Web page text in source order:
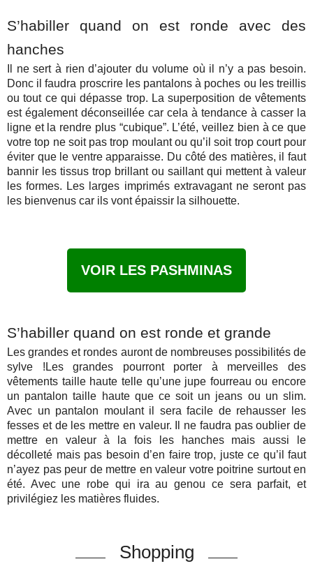
S’habiller quand on est ronde avec des
hanches
Il ne sert à rien d’ajouter du volume où il n’y a pas besoin.
Donc il faudra proscrire les pantalons à poches ou les treillis
ou tout ce qui dépasse trop. La superposition de vêtements
est également déconseillée car cela à tendance à casser la
ligne et la rendre plus “cubique”. L’été, veillez bien à ce que
votre top ne soit pas trop moulant ou qu’il soit trop court pour
éviter que le ventre apparaisse. Du côté des matières, il faut
bannir les tissus trop brillant ou saillant qui mettent à valeur
les formes. Les larges imprimés extravagant ne seront pas
les bienvenus car ils vont épaissir la silhouette.
VOIR LES PASHMINAS
S’habiller quand on est ronde et grande
Les grandes et rondes auront de nombreuses possibilités de
sylve !Les grandes pourront porter à merveilles des
vêtements taille haute telle qu’une jupe fourreau ou encore
un pantalon taille haute que ce soit un jeans ou un slim.
Avec un pantalon moulant il sera facile de rehausser les
fesses et de les mettre en valeur. Il ne faudra pas oublier de
mettre en valeur à la fois les hanches mais aussi le
décolleté mais pas besoin d’en faire trop, juste ce qu’il faut
n’ayez pas peur de mettre en valeur votre poitrine surtout en
été. Avec une robe qui ira au genou ce sera parfait, et
privilégiez les matières fluides.
Shopping